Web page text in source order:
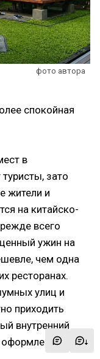
фото автора
спокойная
в
зато
жители и
на китайско-
всего
ужин на
чем одна
ресторанах.
улиц и
приходить
внутренний